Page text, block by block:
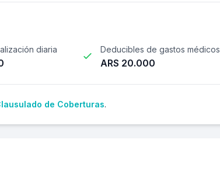
diaria Deducibles de gastos médicos
ARS 20.000
de Coberturas.